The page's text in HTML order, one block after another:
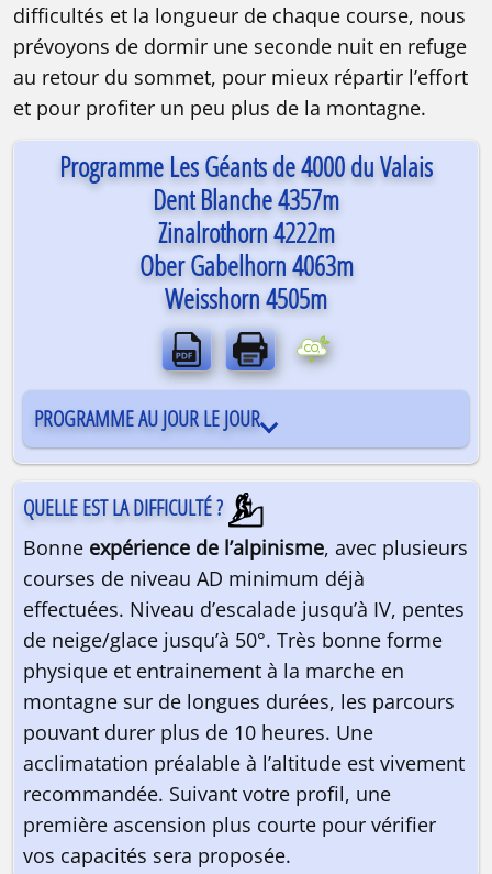
Alpinisme | Grandes courses | 4000 | 3
difficultés et la longueur de chaque course, nous
prévoyons de dormir une seconde nuit en refuge
au retour du sommet, pour mieux répartir l’effort
et pour profiter un peu plus de la montagne.
Programme Les Géants de 4000 du Valais
Dent Blanche 4357m
Zinalrothorn 4222m
Ober Gabelhorn 4063m
Weisshorn 4505m
PROGRAMME AU JOUR LE JOUR
QUELLE EST LA DIFFICULTÉ ?
Bonne expérience de l’alpinisme, avec plusieurs
courses de niveau AD minimum déjà
effectuées. Niveau d’escalade jusqu’à IV, pentes
de neige/glace jusqu’à 50°. Très bonne forme
physique et entrainement à la marche en
montagne sur de longues durées, les parcours
pouvant durer plus de 10 heures. Une
acclimatation préalable à l’altitude est vivement
recommandée. Suivant votre profil, une
première ascension plus courte pour vérifier
vos capacités sera proposée.